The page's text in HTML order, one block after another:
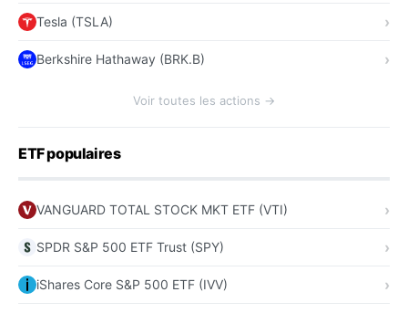
Tesla (TSLA)
Berkshire Hathaway (BRK.B)
Voir toutes les actions →
ETF populaires
VANGUARD TOTAL STOCK MKT ETF (VTI)
SPDR S&P 500 ETF Trust (SPY)
iShares Core S&P 500 ETF (IVV)